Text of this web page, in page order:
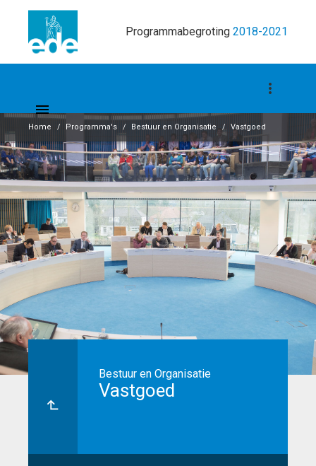
Programmabegroting 2018-2021
Home Programma's Bestuur en Organisatie Vastgoed
Bestuur en Organisatie
Vastgoed